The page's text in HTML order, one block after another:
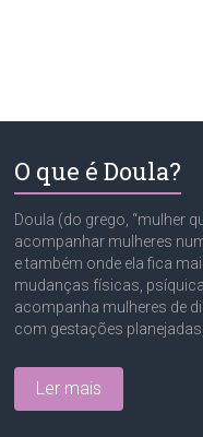
O que é Doula?
Doula (do grego, “mulher
acompanhar mulheres
e também onde ela fica
mudanças físicas,
acompanha mulheres de
com gestações planejadas,
Ler mais